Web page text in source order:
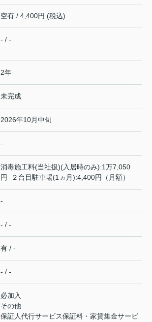
空有 / 4,400円 (税込)
- / -
2年
未完成
2026年10月中旬
-
消毒施工料(当社扱)(入居時のみ):1万7,050
円 ２台目駐車場(1ヵ月):4,400円（月額）
-
- / -
有 / -
- / -
必加入
その他
保証人代行サービス保証料・家賃集金サービ